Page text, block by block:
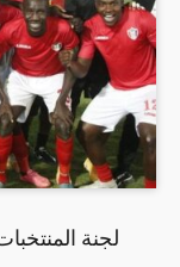
لجنة